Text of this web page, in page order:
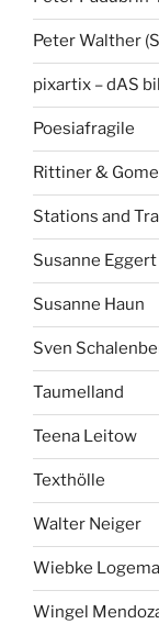
Peter Walther
pixartix – dAS
Poesiafragile
Rittiner &
Stations and
Susanne Eggert
Susanne Haun
Sven
Taumelland
Teena Leitow
Texthölle
Walter Neiger
Wiebke
Wingel